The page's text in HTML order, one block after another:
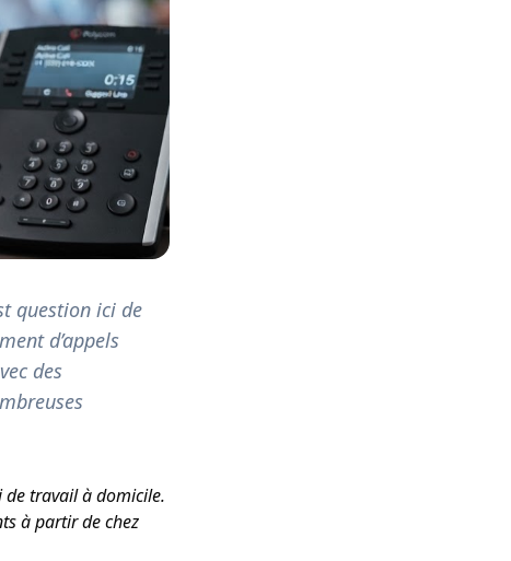
question ici de
d’appels
des
de travail à domicile.
à partir de chez